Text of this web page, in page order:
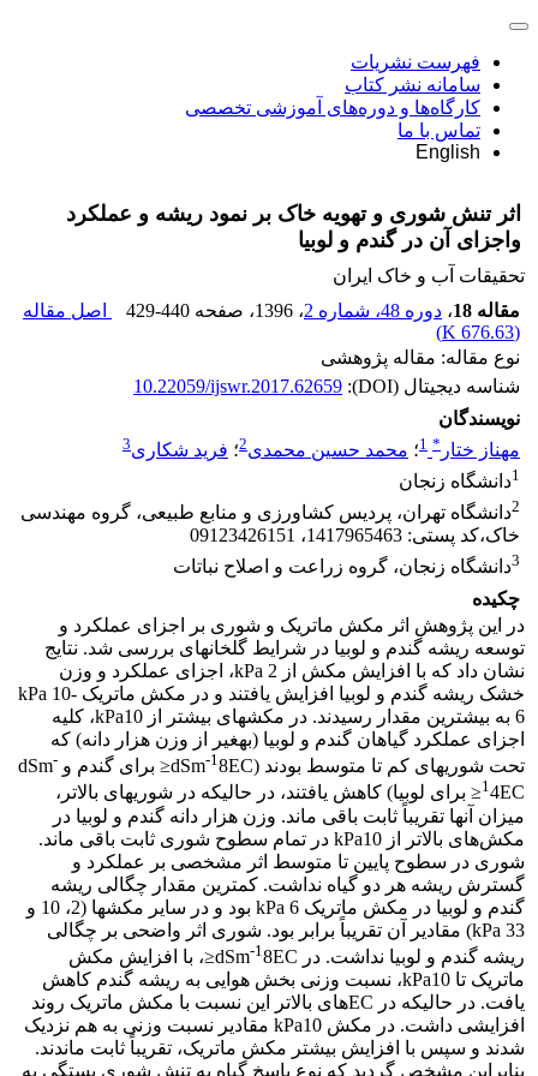
فهرست نشریات
سامانه نشر کتاب
کارگاه‌ها و دوره‌های آموزشی تخصصی
تماس با ما
English
اثر تنش شوری و تهویه خاک بر نمود ریشه و عملکرد
واجزای آن در گندم و لوبیا
تحقیقات آب و خاک ایران
مقاله 18
، دوره 48، شماره 2 ، 1396 ، صفحه 429-440
اصل مقاله
(
676.63 K
)
نوع مقاله: مقاله پژوهشی
شناسه دیجیتال (DOI):
10.22059/ijswr.2017.62659
نویسندگان
مهناز ختار *
1؛ محمد حسین محمدی2؛ فرید شکاری3
1دانشگاه زنجان
2دانشگاه تهران، پردیس کشاورزی و منابع طبیعی، گروه مهندسی
خاک،کد پستی: 1417965463، 09123426151
3دانشگاه زنجان، گروه زراعت و اصلاح نباتات
چکیده
در این پژوهش اثر مکش ماتریک و شوری بر اجزای عملکرد و
توسعه ریشه گندم و لوبیا در شرایط گلخانه­ای بررسی شد. نتایج
نشان داد که با افزایش مکش از kPa 2، اجزای عملکرد و وزن
خشک ریشه گندم و لوبیا افزایش یافتند و در مکش ماتریک kPa 10-
6 به بیشترین مقدار رسیدند. در مکش­های بیشتر از kPa10، کلیه
اجزای عملکرد گیاهان گندم و لوبیا (به­غیر از وزن هزار دانه) که
تحت شوری­های کم تا متوسط بودند (dSm
-18EC≤ برای گندم و dSm
-
14EC≤ برای لوبیا) کاهش یافتند، در حالی­که در شوری­های بالاتر،
میزان آن­ها تقریباً ثابت باقی ماند. وزن هزار دانه گندم و لوبیا در
مکش‌های بالاتر از kPa10 در تمام سطوح شوری ثابت باقی ماند.
شوری در سطوح پایین تا متوسط اثر مشخصی بر عملکرد و
گسترش ریشه هر دو گیاه نداشت. کمترین مقدار چگالی ریشه
گندم و لوبیا در مکش ماتریک kPa 6 بود و در سایر مکش­ها (2، 10 و
kPa 33) مقادیر آن تقریباً برابر بود. شوری اثر واضحی بر چگالی
ریشه گندم و لوبیا نداشت. در dSm
-1
8EC≤، با افزایش مکش
ماتریک تا kPa10، نسبت وزنی بخش هوایی به ریشه گندم کاهش
یافت. در حالی­که در ECهای بالاتر این نسبت با مکش ماتریک روند
افزایشی داشت. در مکش kPa10 مقادیر نسبت وزنی به هم نزدیک
شدند و سپس با افزایش بیشتر مکش ماتریک، تقریباً ثابت ماندند.
بنابراین مشخص گردید که نوع پاسخ گیاه به تنش شوری بستگی به